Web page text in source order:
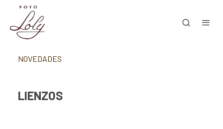
NOVEDADES
LIENZOS